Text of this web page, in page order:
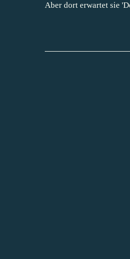
Aber dort erwartet sie